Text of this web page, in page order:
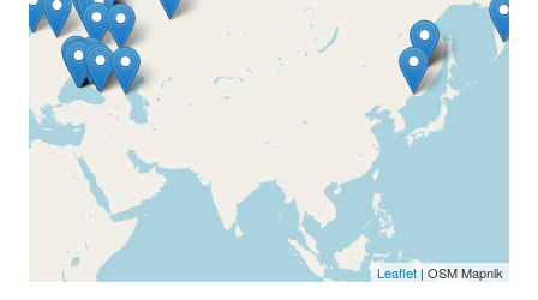
Leaflet| OSM Mapnik